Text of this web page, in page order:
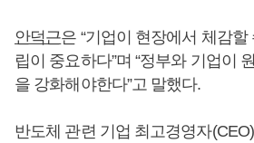
안덕근은 “기업이 현장에서 체감
립이 중요하다”며 “정부와 기업이
을 강화해야한다”고 말했다.
반도체 관련 기업 최고경영자